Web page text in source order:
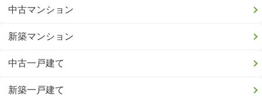
中古マンション
新築マンション
中古一戸建て
新築一戸建て